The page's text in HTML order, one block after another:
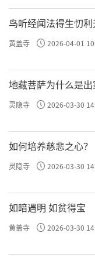
鸟听经闻法得生忉利
黄盖寺 2026-04-01
地藏菩萨为什么是出
灵隐寺 2026-03-30
如何培养慈悲之心？
灵隐寺 2026-03-30
如暗遇明 如贫得宝
黄盖寺 2026-03-30